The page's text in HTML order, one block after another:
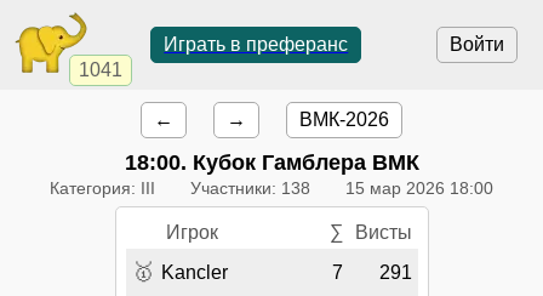
1041
Войти
Играть в преферанс
← → ВМК-2026
18:00. Кубок Гамблера ВМК
Категория: III Участники: 138 15 мар 2026 18:00
Игрок ∑ Висты
🥇 Kancler 7 291